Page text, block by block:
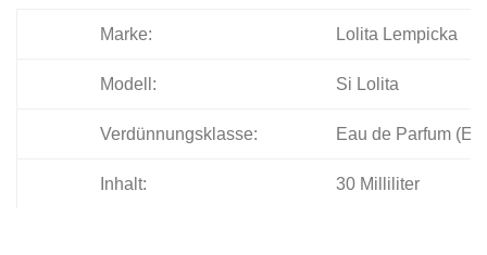
Marke: Lolita Lempicka
Modell: Si Lolita
Verdünnungsklasse: Eau de Parfum
Inhalt: 30 Milliliter